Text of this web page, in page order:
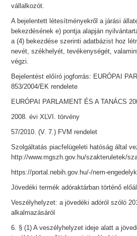
vállalkozót.
A bejelentett létesítményekről a járási
bekezdésének e) pontja alapján
a (4) bekezdése szerinti adatbázist hoz
nevét, székhelyét, tevékenységét,
végzi.
Bejelentést előíró jogforrás: EURÓPAI
853/2004/EK rendelete
EURÓPAI PARLAMENT ÉS A TANÁCS
2008. évi XLVI. törvény
57/2010. (V. 7.) FVM rendelet
Szolgáltatás piacfelügeleti hatóság által
http://www.mgszh.gov.hu/szakteruletek/
https://portal.nebih.gov.hu/-/nem-
Jövedéki termék adóraktárban történő
Veszélyhelyzet: a jövedéki adóról szóló
alkalmazásáról
6. § (1) A veszélyhelyzet ideje alatt a